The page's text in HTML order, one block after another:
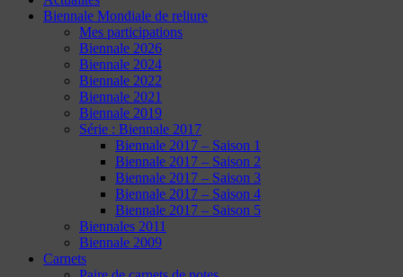
Biennale Mondiale de reliure
Mes participations
Biennale 2026
Biennale 2024
Biennale 2022
Biennale 2021
Biennale 2019
Série : Biennale 2017
Biennale 2017 – Saison 1
Biennale 2017 – Saison 2
Biennale 2017 – Saison 3
Biennale 2017 – Saison 4
Biennale 2017 – Saison 5
Biennales 2011
Biennale 2009
Carnets